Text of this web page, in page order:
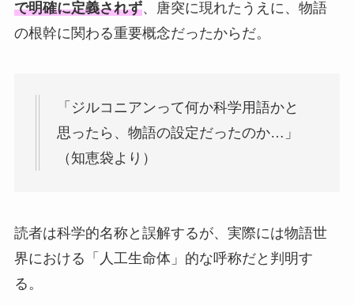
で明確に定義されず、唐突に現れたうえに、物語
の根幹に関わる重要概念だったからだ。
「ジルコニアンって何か科学用語かと
思ったら、物語の設定だったのか…」
（知恵袋より）
読者は科学的名称と誤解するが、実際には物語世
界における「人工生命体」的な呼称だと判明す
る。